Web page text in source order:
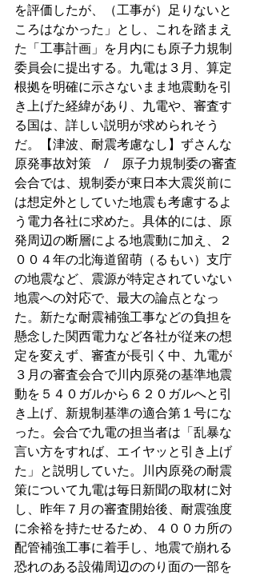
を評価したが、（工事が）足りないと
ころはなかった」とし、これを踏まえ
た「工事計画」を月内にも原子力規制
委員会に提出する。九電は３月、算定
根拠を明確に示さないまま地震動を引
き上げた経緯があり、九電や、審査す
る国は、詳しい説明が求められそう
だ。【津波、耐震考慮なし】ずさんな
原発事故対策　/　原子力規制委の審査
会合では、規制委が東日本大震災前に
は想定外としていた地震も考慮するよ
う電力各社に求めた。具体的には、原
発周辺の断層による地震動に加え、２
００４年の北海道留萌（るもい）支庁
の地震など、震源が特定されていない
地震への対応で、最大の論点となっ
た。新たな耐震補強工事などの負担を
懸念した関西電力など各社が従来の想
定を変えず、審査が長引く中、九電が
３月の審査会合で川内原発の基準地震
動を５４０ガルから６２０ガルへと引
き上げ、新規制基準の適合第１号にな
った。会合で九電の担当者は「乱暴な
言い方をすれば、エイヤッと引き上げ
た」と説明していた。川内原発の耐震
策について九電は毎日新聞の取材に対
し、昨年７月の審査開始後、耐震強度
に余裕を持たせるため、４００カ所の
配管補強工事に着手し、地震で崩れる
恐れのある設備周辺ののり面の一部を